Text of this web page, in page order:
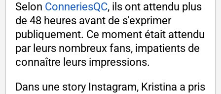
Selon ConneriesQC, ils ont attendu plus
de 48 heures avant de s'exprimer
publiquement. Ce moment était attendu
par leurs nombreux fans, impatients de
connaître leurs impressions.
Dans une story Instagram, Kristina a pris